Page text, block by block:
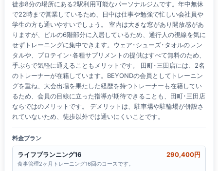
徒歩8分の場所にある2駅利用可能なパーソナルジムです。年中無休
で22時まで営業しているため、日中は仕事や勉強で忙しい会社員や
学生の方も通いやすいでしょう。 室内は大きな窓があり開放感があ
りますが、ビルの6階部分に入居しているため、通行人の視線を気に
せずトレーニングに集中できます。ウェア･シューズ･タオルのレン
タルや、プロテイン･各種サプリメントの提供はすべて無料のため、
手ぶらで気軽に通えることもメリットです。 田町･三田店には、2名
のトレーナーが在籍しています。BEYONDの会員としてトレーニン
グを重ね、大会出場を果たした経歴を持つトレーナーも在籍してい
るため、会員の目線に立った指導が期待できることも、田町･三田店
ならではのメリットです。 デメリットは、駐車場や駐輪場が併設さ
れていないため、徒歩以外では通いにくいことです。
料金プラン
ライフプランニング16 290,400円
食事管理2ヶ月トレーニング16回のコースです。